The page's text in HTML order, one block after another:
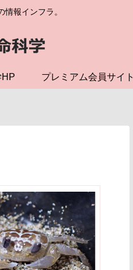
情報インフラ。
プレミアム会員サイト